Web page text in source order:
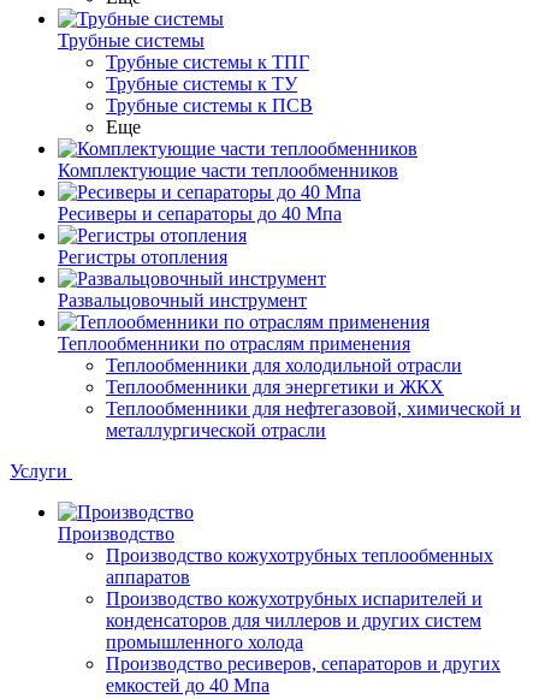
Трубные системы
Трубные системы к ТПГ
Трубные системы к ТУ
Трубные системы к ПСВ
Еще
Комплектующие части теплообменников
Ресиверы и сепараторы до 40 Мпа
Регистры отопления
Развальцовочный инструмент
Теплообменники по отраслям применения
Теплообменники для холодильной отрасли
Теплообменники для энергетики и ЖКХ
Теплообменники для нефтегазовой, химической и
металлургической отрасли
Услуги
Производство
Производство кожухотрубных теплообменных
аппаратов
Производство кожухотрубных испарителей и
конденсаторов для чиллеров и других систем
промышленного холода
Производство ресиверов, сепараторов и других
емкостей до 40 Мпа